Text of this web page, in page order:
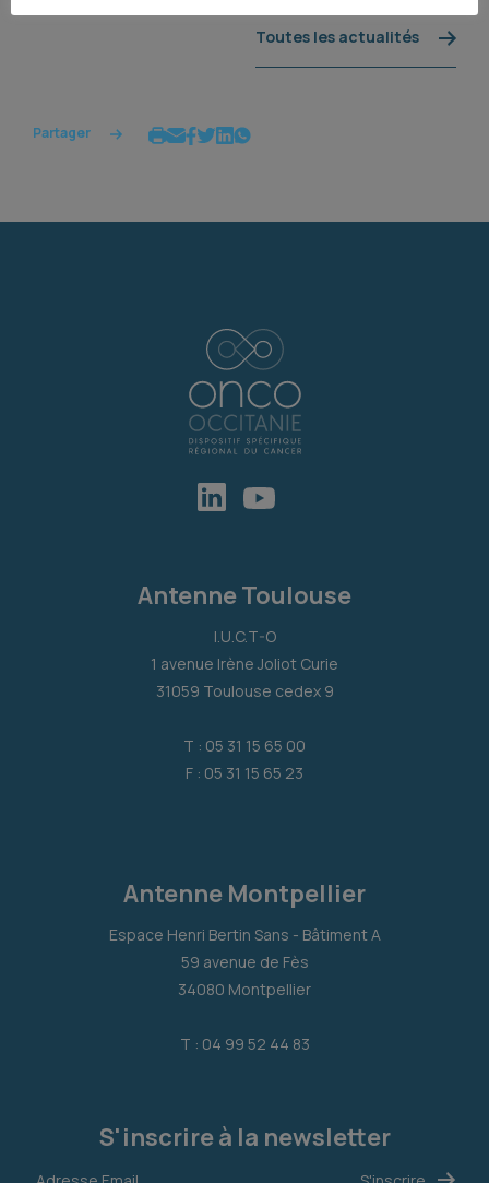
Toutes les actualités
Partager
Antenne Toulouse
I.U.C.T-O
1 avenue Irène Joliot Curie
31059 Toulouse cedex 9
T : 05 31 15 65 00
F : 05 31 15 65 23
Antenne Montpellier
Espace Henri Bertin Sans - Bâtiment A
59 avenue de Fès
34080 Montpellier
T : 04 99 52 44 83
S'inscrire à la newsletter